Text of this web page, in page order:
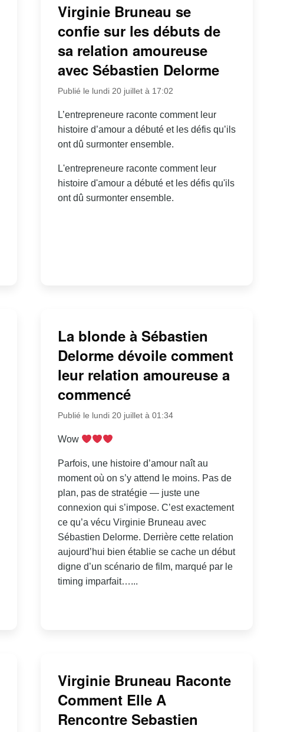
Virginie Bruneau se
confie sur les débuts de
sa relation amoureuse
avec Sébastien Delorme
Publié le lundi 20 juillet à 17:02
L’entrepreneure raconte comment leur
histoire d’amour a débuté et les défis qu’ils
ont dû surmonter ensemble.
L'entrepreneure raconte comment leur
histoire d'amour a débuté et les défis qu'ils
ont dû surmonter ensemble.
La blonde à Sébastien
Delorme dévoile comment
leur relation amoureuse a
commencé
Publié le lundi 20 juillet à 01:34
Wow
Parfois, une histoire d’amour naît au
moment où on s’y attend le moins. Pas de
plan, pas de stratégie — juste une
connexion qui s’impose. C’est exactement
ce qu’a vécu Virginie Bruneau avec
Sébastien Delorme. Derrière cette relation
aujourd’hui bien établie se cache un début
digne d’un scénario de film, marqué par le
timing imparfait…...
Virginie Bruneau Raconte
Comment Elle A
Rencontre Sebastien